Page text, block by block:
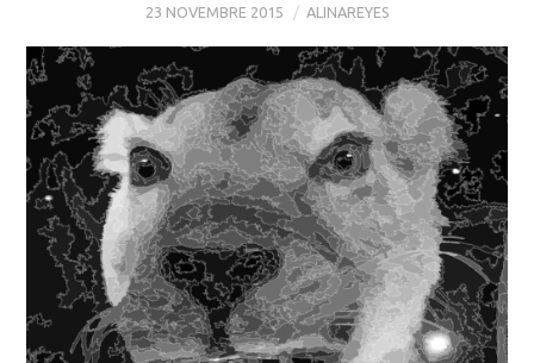
23 NOVEMBRE 2015 ALINAREYES